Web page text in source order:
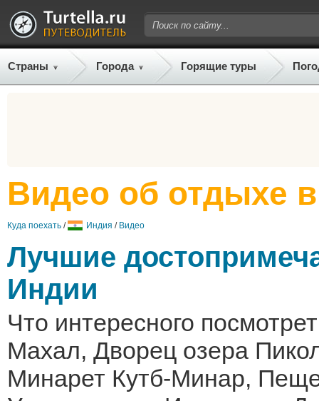
Страны Города Горящие туры
Видео об отдыхе
Куда поехать / Индия / Видео
Лучшие
Индии
Что интересного
Махал, Дворец озера
Минарет Кутб-Минар,